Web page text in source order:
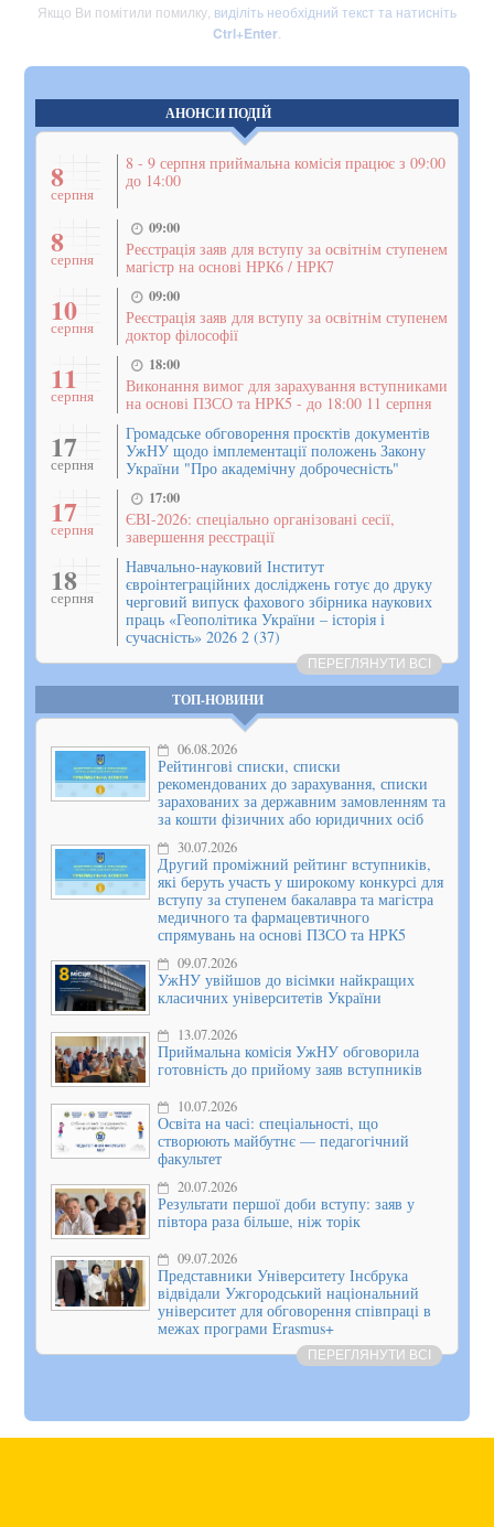
Якщо Ви помітили помилку, виділіть необхідний текст та натисніть
Ctrl+Enter
АНОНСИ ПОДІЙ
8
серпня
8 - 9 серпня приймальна комісія працює з 09:00
до 14:00
8
серпня
09:00
Реєстрація заяв для вступу за освітнім ступенем
магістр на основі НРК6 / НРК7
10
серпня
09:00
Реєстрація заяв для вступу за освітнім ступенем
доктор філософії
11
серпня
18:00
Виконання вимог для зарахування вступниками
на основі ПЗСО та НРК5 - до 18:00 11 серпня
17
серпня
Громадське обговорення проєктів документів
УжНУ щодо імплементації положень Закону
України "Про академічну доброчесність"
17
серпня
17:00
ЄВІ-2026: спеціально організовані сесії,
завершення реєстрації
18
серпня
Навчально-науковий Інститут
євроінтеграційних досліджень готує до друку
черговий випуск фахового збірника наукових
праць «Геополітика України – історія і
сучасність» 2026 2 (37)
ПЕРЕГЛЯНУТИ ВСІ
ТОП-НОВИНИ
06.08.2026
Рейтингові списки, списки
рекомендованих до зарахування, списки
зарахованих за державним замовленням та
за кошти фізичних або юридичних осіб
30.07.2026
Другий проміжний рейтинг вступників,
які беруть участь у широкому конкурсі для
вступу за ступенем бакалавра та магістра
медичного та фармацевтичного
спрямувань на основі ПЗСО та НРК5
09.07.2026
УжНУ увійшов до вісімки найкращих
класичних університетів України
13.07.2026
Приймальна комісія УжНУ обговорила
готовність до прийому заяв вступників
10.07.2026
Освіта на часі: спеціальності, що
створюють майбутнє — педагогічний
факультет
20.07.2026
Результати першої доби вступу: заяв у
півтора раза більше, ніж торік
09.07.2026
Представники Університету Інсбрука
відвідали Ужгородський національний
університет для обговорення співпраці в
межах програми Erasmus+
ПЕРЕГЛЯНУТИ ВСІ